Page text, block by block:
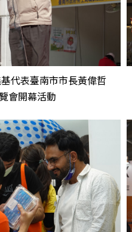
代表臺南市市長黃偉哲
會開幕活動